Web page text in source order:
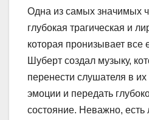
Одна из самых значимых
глубокая трагическая и
которая пронизывает все
Шуберт создал музыку,
перенести слушателя в
эмоции и передать
состояние. Неважно, есть